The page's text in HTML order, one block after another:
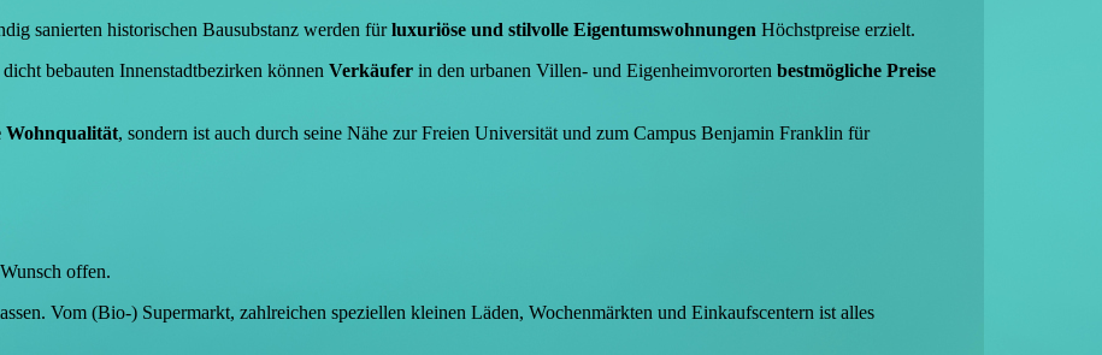
sanierten historischen Bausubstanz werden fürluxuriöse und stilvolle EigentumswohnungenHöchstpreise erzielt.
bebauten Innenstadtbezirken könnenVerkäufer in den urbanen Villen- und Eigenheimvorortenbestmögliche Preise
Wohnqualität, sondern ist auch durch seine Nähe zur Freien Universität und zum Campus Benjamin Franklin für
offen.
Vom (Bio-) Supermarkt, zahlreichen speziellen kleinen Läden, Wochenmärkten und Einkaufscentern ist alles